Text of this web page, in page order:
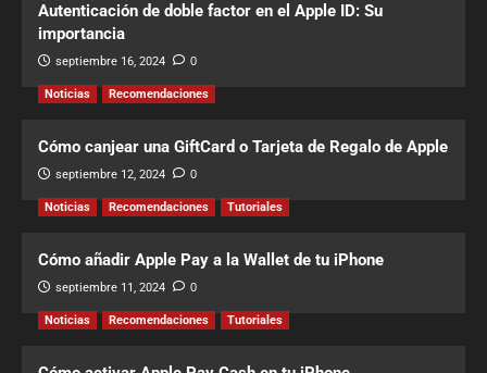
Autenticación de doble factor en el Apple ID: Su
importancia
septiembre 16, 2024 0
Noticias Recomendaciones
Cómo canjear una GiftCard o Tarjeta de Regalo de Apple
septiembre 12, 2024 0
Noticias Recomendaciones Tutoriales
Cómo añadir Apple Pay a la Wallet de tu iPhone
septiembre 11, 2024 0
Noticias Recomendaciones Tutoriales